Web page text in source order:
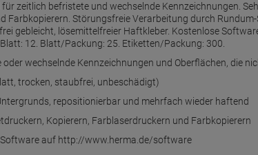
zeitlich befristete und wechselnde Kennzeichnungen.
Farbkopierern. Störungsfreie Verarbeitung durch
gebleicht, lösemittelfreier Haftkleber. Kostenlose
12. Blatt/Packung: 25. Etiketten/Packung: 300.
wechselnde Kennzeichnungen und Oberflächen, die
trocken, staubfrei, unbeschädigt)
repositionierbar und mehrfach wieder haftend
Kopierern, Farblaserdruckern und Farbkopierern
auf http://www.herma.de/software